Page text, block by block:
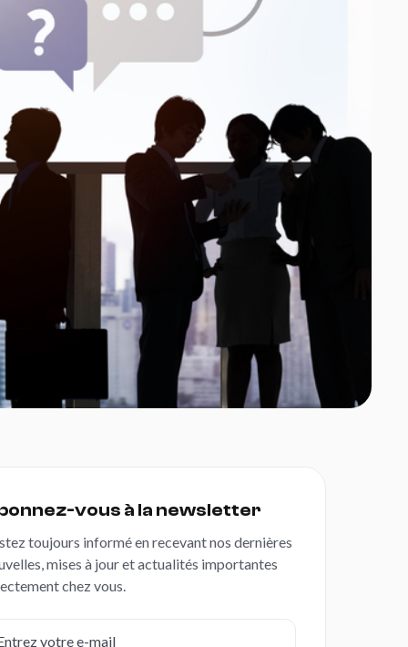
vous à la newsletter
toujours informé en recevant nos dernières
mises à jour et actualités importantes
chez vous.